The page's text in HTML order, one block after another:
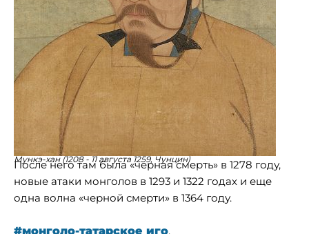
Мункэ-хан (1208 - 11 августа 1259, Чунцин)
После него там была «черная смерть» в 1278 году,
новые атаки монголов в 1293 и 1322 годах и еще
одна волна «черной смерти» в 1364 году.
#монголо-татарское иго,